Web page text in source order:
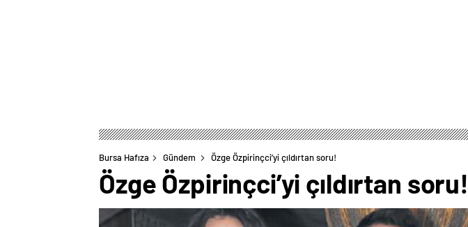
Bursa Hafıza Gündem Özge Özpirinçci’yi çıldırtan soru!
Özge Özpirinçci’yi çıldırtan soru!